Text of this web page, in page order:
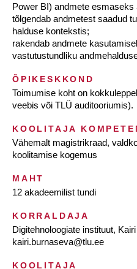
Power BI) andmete esmaseks
tõlgendab andmetest saadud
halduse kontekstis;
rakendab andmete
vastutustundliku
ÕPIKESKKOND
Toimumise koht on
veebis või TLÜ auditooriumis).
KOOLITAJA
Vähemalt magistrikraad,
koolitamise kogemus
MAHT
12 akadeemilist tundi
KORRALDAJA
Digitehnoloogiate instituut,
kairi.burnaseva@tlu.ee
KOOLITAJA